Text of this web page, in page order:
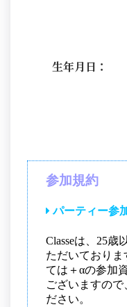
生年月日：